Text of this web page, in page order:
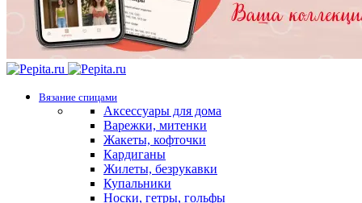
Вязание спицами
Аксессуары для дома
Варежки, митенки
Жакеты, кофточки
Кардиганы
Жилеты, безрукавки
Купальники
Носки, гетры, гольфы